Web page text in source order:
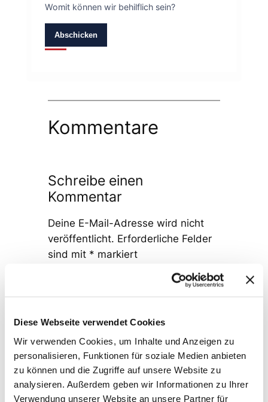
Diese Webseite verwendet Cookies
Wir verwenden Cookies, um Inhalte und Anzeigen zu
personalisieren, Funktionen für soziale Medien anbieten
zu können und die Zugriffe auf unsere Website zu
analysieren. Außerdem geben wir Informationen zu Ihrer
Verwendung unserer Website an unsere Partner für
Womit können wir behilflich sein?
Abschicken
Kommentare
Schreibe einen
Kommentar
Deine E-Mail-Adresse wird nicht
veröffentlicht. Erforderliche Felder
sind mit * markiert
Name*